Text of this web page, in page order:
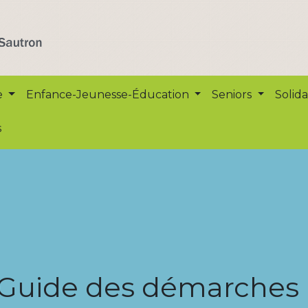
Enfance-Jeunesse-Éducation Seniors
des démarches